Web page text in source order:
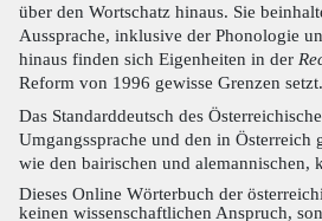
über den Wortschatz hinaus. Sie
Aussprache, inklusive der Phonologie
hinaus finden sich Eigenheiten in der
Reform von 1996 gewisse Grenzen setzt.
Das Standarddeutsch des
Umgangssprache und den in Österreich
wie den bairischen und alemannischen,
Dieses Online Wörterbuch der
keinen wissenschaftlichen Anspruch,